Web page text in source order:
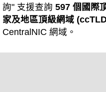
詢" 支援查詢 597 個國際
家及地區頂級網域
CentralNIC 網域。